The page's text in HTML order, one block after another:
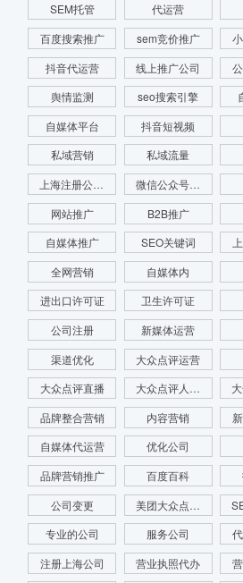
SEM托管
代运营
百度搜索推广
sem竞价推广
抖音代运营
线上推广公司
舆情监测
seo搜索引擎
自媒体平台
抖音短视频
私域营销
私域流量
上海注册公司费用
微信公众号运营
网站推广
B2B推广
自媒体推广
SEO关键词
全网营销
自媒体内
进出口许可证
卫生许可证
公司注册
新媒体运营
渠道优化
大众点评运营
大众点评直播
大众点评人群画像
品牌整合营销
内容营销
自媒体代运营
优化公司
品牌营销推广
百度百科
公司变更
美团大众点评运营
专业的公司
服务公司
注册上海公司
营业执照代办